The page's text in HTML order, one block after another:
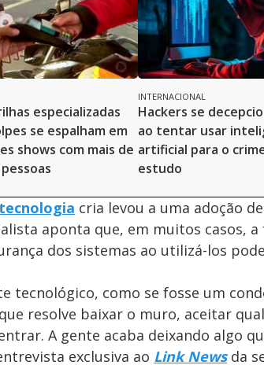
especializadas
se espalham em
shows com mais de
INTERNACIONAL
Hackers se
ao tentar usar
artificial para o
estudo
tecnologia cria levou a uma adoção
aponta que, em muitos casos,
dos sistemas ao utilizá-los
tecnológico, como se fosse um
resolve baixar o muro, aceitar
A gente acaba deixando algo
exclusiva ao Link Newsda